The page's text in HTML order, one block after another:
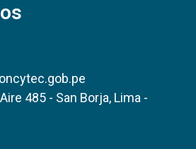
485 - San Borja, Lima -